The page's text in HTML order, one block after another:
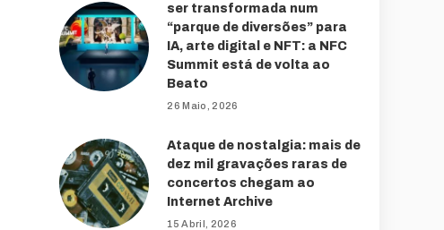
ser transformada num
“parque de diversões” para
IA, arte digital e NFT: a NFC
Summit está de volta ao
Beato
26 Maio, 2026
Ataque de nostalgia: mais de
dez mil gravações raras de
concertos chegam ao
Internet Archive
15 Abril, 2026